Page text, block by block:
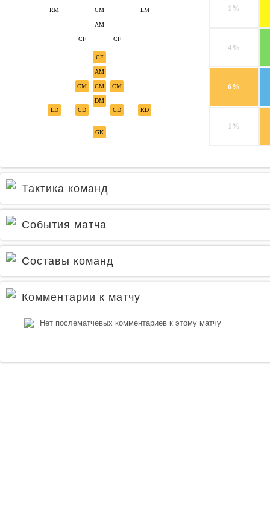
AM
LM
CM
RM
CF
CF
GK
LD CD CD RD
DM
CM CM CM
AM
CF
1%
4%
6%
1%
Тактика команд
События матча
Составы команд
Комментарии к матчу
Нет послематчевых комментариев к этому матчу